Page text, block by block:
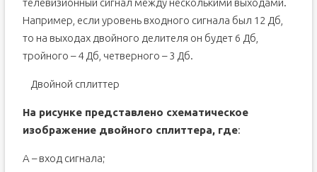
телевизионный сигнал между несколькими выходами.
Например, если уровень входного сигнала был 12 Дб,
то на выходах двойного делителя он будет 6 Дб,
тройного – 4 Дб, четверного – 3 Дб.
Двойной сплиттер
На рисунке представлено схематическое
изображение двойного сплиттера, где:
А – вход сигнала;